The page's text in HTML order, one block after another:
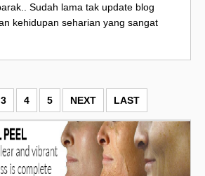
Sudah lama tak update blog
kehidupan seharian yang sangat
3 4 5 NEXT LAST